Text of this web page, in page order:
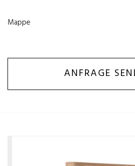
Mappe
ANFRAGE